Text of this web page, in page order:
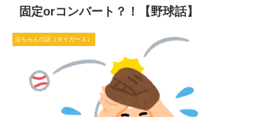
固定orコンバート？！【野球話】
父ちゃんの話（タイガース）